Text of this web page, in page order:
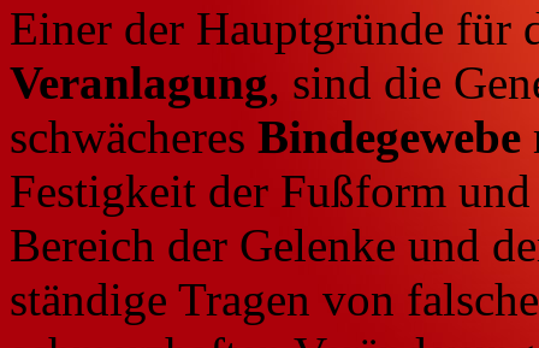
Einer der Hauptgründe für
Veranlagung, sind die
schwächeres Bindegewebe
Festigkeit der Fußform
Bereich der Gelenke und
ständige Tragen von